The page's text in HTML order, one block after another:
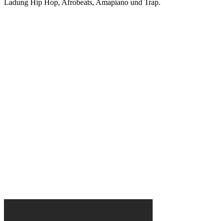
Ladung Hip Hop, Afrobeats, Amapiano und Trap.